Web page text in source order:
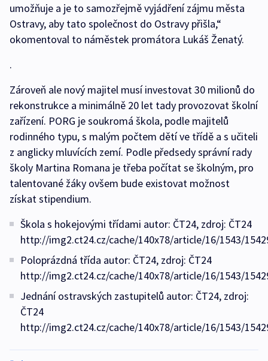
umožňuje a je to samozřejmě vyjádření zájmu města
Ostravy, aby tato společnost do Ostravy přišla,“
okomentoval to náměstek promátora Lukáš Ženatý.
.
Zároveň ale nový majitel musí investovat 30 milionů do
rekonstrukce a minimálně 20 let tady provozovat školní
zařízení. PORG je soukromá škola, podle majitelů
rodinného typu, s malým počtem dětí ve třídě a s učiteli
z anglicky mluvících zemí. Podle předsedy správní rady
školy Martina Romana je třeba počítat se školným, pro
talentované žáky ovšem bude existovat možnost
získat stipendium.
Škola s hokejovými třídami autor: ČT24, zdroj: ČT24
http://img2.ct24.cz/cache/140x78/article/16/1543/
Poloprázdná třída autor: ČT24, zdroj: ČT24
http://img2.ct24.cz/cache/140x78/article/16/1543/
Jednání ostravských zastupitelů autor: ČT24, zdroj:
ČT24
http://img2.ct24.cz/cache/140x78/article/16/1543/